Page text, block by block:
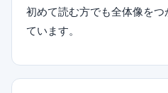
初めて読む方でも全体像を
ています。